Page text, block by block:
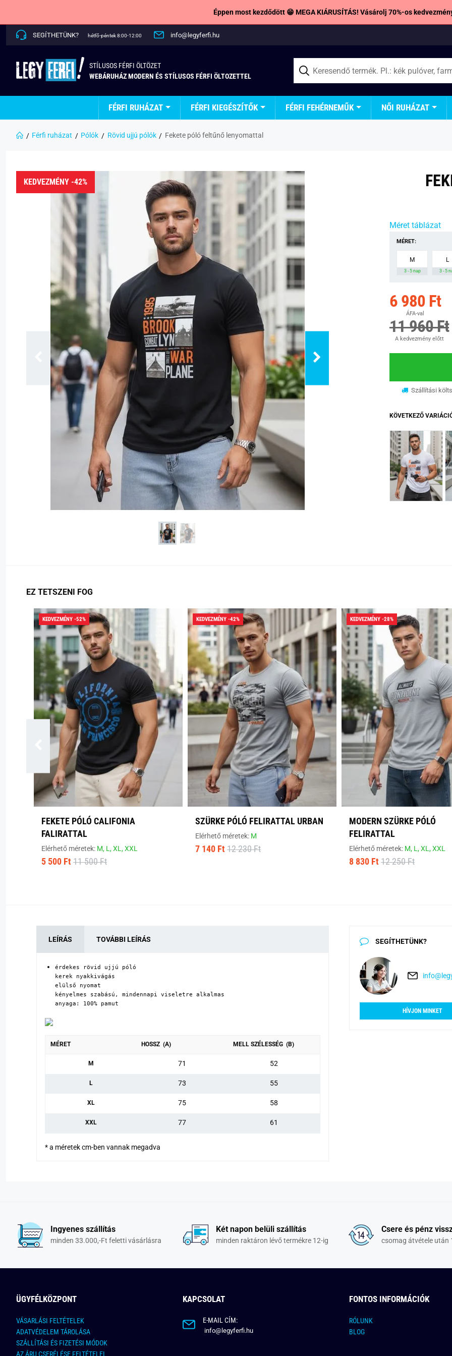
Éppen most kezdődött 😁 MEGA KIÁRUSÍTÁS! Vásárolj 70%-os
SEGÍTHETÜNK? hétfő-péntek 8:00-12:00 info@legyferfi.hu
STÍLUSOS FÉRFI ÖLTÖZET
WEBÁRUHÁZ MODERN ÉS STÍLUSOS FÉRFI ÖLTOZETTEL
FÉRFI RUHÁZAT FÉRFI KIEGÉSZÍTŐK FÉRFI FEHÉRNEMŰK NŐI RUHÁZAT
Férfi ruházat Pólók Rövid ujjú pólók Fekete póló feltűnő lenyomattal
KEDVEZMÉNY -42%
Méret táblázat
MÉRET:
M
3 - 5 nap
L
3 - 5
6 980 Ft
ÁFA-val
11 960 Ft
A kedvezmény előtt
Szállítási
KÖVETKEZŐ
EZ TETSZENI FOG
KEDVEZMÉNY -52%
FEKETE PÓLÓ CALIFONIA
FALIRATTAL
Elérhető méretek: M, L,XL,XXL
5 500 Ft 11 500 Ft
KEDVEZMÉNY -42%
SZÜRKE PÓLÓ FELIRATTAL URBAN
Elérhető méretek: M
7 140 Ft 12 230 Ft
KEDVEZMÉNY -28%
MODERN SZÜRKE PÓLÓ
FELIRATTAL
Elérhető méretek: M, L,XL,XXL
8 830 Ft 12 250 Ft
LEÍRÁS TOVÁBBI LEÍRÁS
érdekes rövid ujjú póló
kerek nyakkivágás
elülső nyomat
kényelmes szabású, mindennapi viseletre alkalmas
anyaga: 100% pamut
MÉRET HOSSZ (A) MELL SZÉLESSÉG (B)
M 71 52
L 73 55
XL 75 58
XXL 77 61
* a méretek cm-ben vannak megadva
SEGÍTHETÜNK?
HÍVJON MINKET
Ingyenes szállítás
minden 33.000,-Ft feletti vásárlásra
Két napon belüli szállítás
minden raktáron lévő termékre 12-ig
Csere és pénz
csomag átvétele után
ÜGYFÉLKÖZPONT
VÁSARLÁSI FELTÉTELEK
ADATVÉDELEM TÁROLÁSA
SZÁLLÍTÁSI ÉS FIZETÉSI MÓDOK
AZ ÁRU CSERÉLÉSE FELTÉTELEI
KAPCSOLAT
E-MAIL CÍM:
info@legyferfi.hu
FONTOS INFORMÁCIÓK
RÓLUNK
BLOG